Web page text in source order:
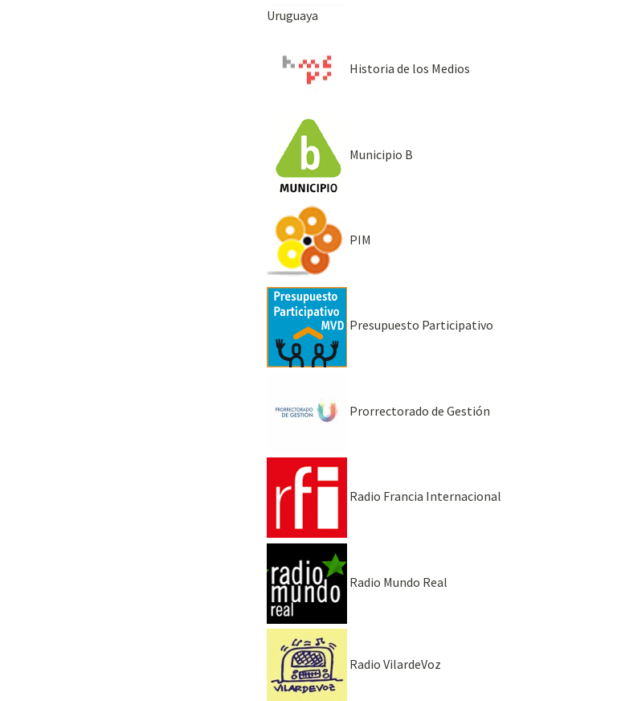
Uruguaya
Historia de los Medios
Municipio B
PIM
Presupuesto Participativo
Prorrectorado de Gestión
Radio Francia Internacional
Radio Mundo Real
Radio VilardeVoz